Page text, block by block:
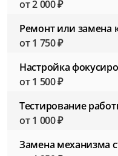
от 2 000 ₽
Ремонт или замена
от 1 750 ₽
Настройка
от 1 500 ₽
Тестирование
от 1 000 ₽
Замена механизма